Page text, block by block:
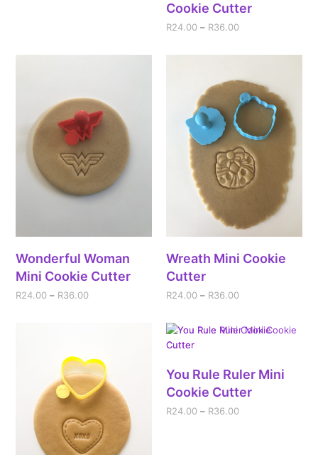
Cookie Cutter
R24.00 – R36.00
Wonderful Woman
Mini Cookie Cutter
R24.00 – R36.00
Wreath Mini Cookie
Cutter
R24.00 – R36.00
You Rule Ruler Mini
Cookie Cutter
R24.00 – R36.00